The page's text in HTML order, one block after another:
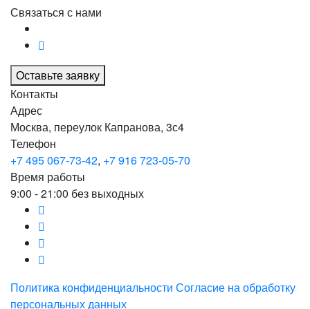
Связаться с нами
Оставьте заявку
Контакты
Адрес
Москва, переулок Капранова, 3с4
Телефон
+7 495 067-73-42, +7 916 723-05-70
Время работы
9:00 - 21:00 без выходных
Политика конфиденциальности Согласие на обработку
персональных данных